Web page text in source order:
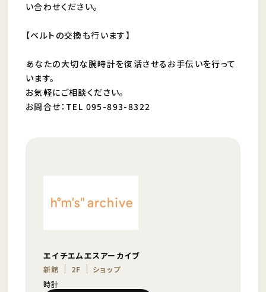
い合わせください。
【ベルトの交換も行います】
あなたの大切な腕時計を復活させるお手伝いを行って
います。
お気軽にご相談ください。
お問合せ：TEL 095-893-8322
エイチエムエスアーカイブ
新館 2F
ショップ
時計